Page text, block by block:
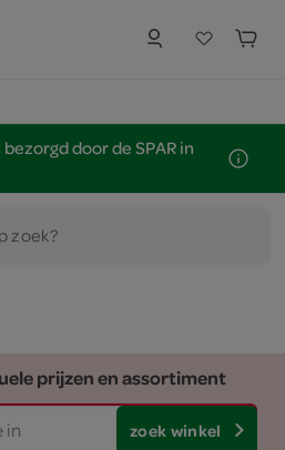
door de SPAR in
zoek?
prijzen en assortiment
zoek winkel